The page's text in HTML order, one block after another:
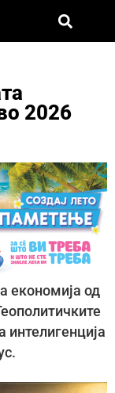
2026
економија од
интелигенција